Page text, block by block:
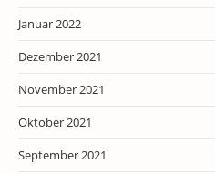
Januar 2022
Dezember 2021
November 2021
Oktober 2021
September 2021